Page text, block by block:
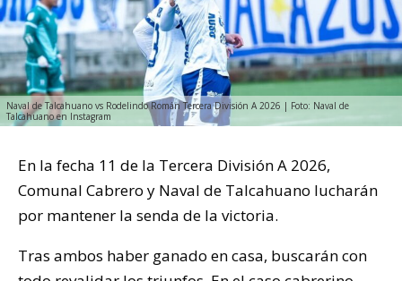
Naval de Talcahuano vs Rodelindo Román Tercera División A 2026 | Foto: Naval de
Talcahuano en Instagram
En la fecha 11 de la Tercera División A 2026,
Comunal Cabrero y Naval de Talcahuano lucharán
por mantener la senda de la victoria.
Tras ambos haber ganado en casa, buscarán con